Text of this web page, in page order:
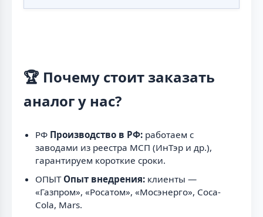
🏆 Почему стоит заказать
аналог у нас?
РФ Производство в РФ: работаем с
заводами из реестра МСП (ИнТэр и др.),
гарантируем короткие сроки.
ОПЫТ Опыт внедрения: клиенты —
«Газпром», «Росатом», «Мосэнерго», Coca-
Cola, Mars.